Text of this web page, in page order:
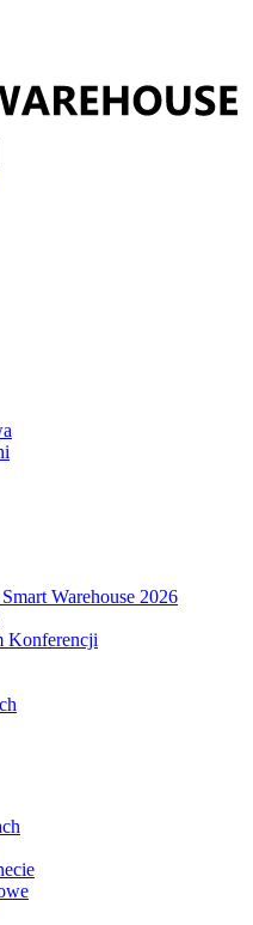
Warehouse 2026
Konferencji